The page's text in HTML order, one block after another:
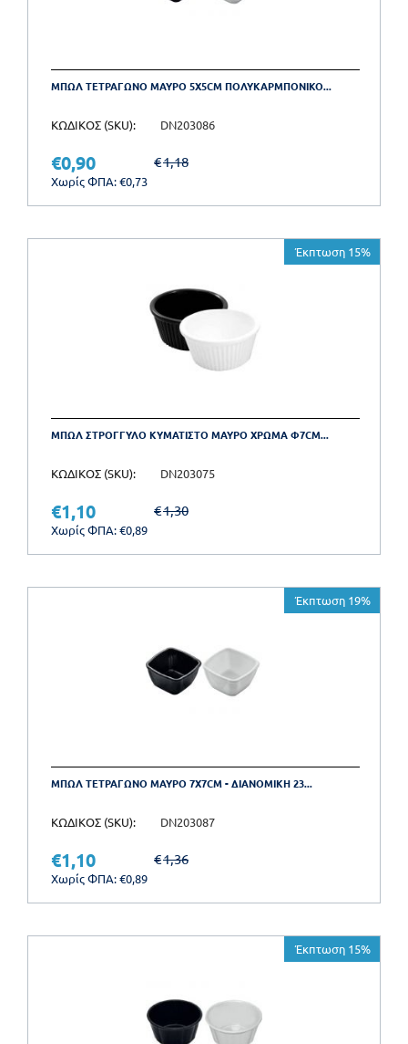
ΜΠΩΛ ΤΕΤΡΑΓΩΝΟ ΜΑΥΡΟ 5X5CM ΠΟΛΥΚΑΡΜΠΟΝΙΚΟ...
ΚΩΔΙΚΟΣ (SKU): DN203086
€1,18
€0,90
Χωρίς ΦΠΑ:€0,73
Έκπτωση 15%
ΜΠΩΛ ΣΤΡΟΓΓΥΛΟ ΚΥΜΑΤΙΣΤΟ ΜΑΥΡΟ ΧΡΩΜΑ Φ7CM...
ΚΩΔΙΚΟΣ (SKU): DN203075
€1,30
€1,10
Χωρίς ΦΠΑ:€0,89
Έκπτωση 19%
ΜΠΩΛ ΤΕΤΡΑΓΩΝΟ ΜΑΥΡΟ 7X7CM - ΔΙΑΝΟΜΙΚΗ 23...
ΚΩΔΙΚΟΣ (SKU): DN203087
€1,36
€1,10
Χωρίς ΦΠΑ:€0,89
Έκπτωση 15%